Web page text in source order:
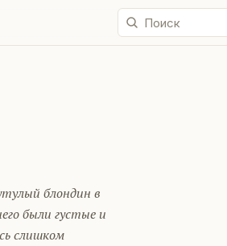
блондин в
были густые и
слишком